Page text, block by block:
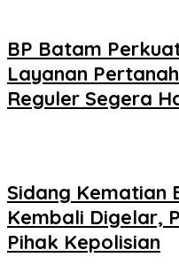
BP Batam
Layanan
Reguler Segera
Sidang Kematian
Kembali Digelar,
Pihak Kepolisian